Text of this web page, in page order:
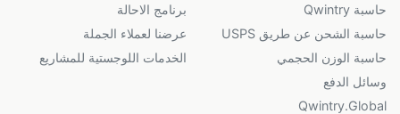
حاسبة Qwintry
حاسبة الشحن عن طريق USPS
حاسبة الوزن الحجمي
وسائل الدفع
Qwintry.Global
برنامج الاحالة
عرضنا لعملاء الجملة
الخدمات اللوجستية للمشاريع